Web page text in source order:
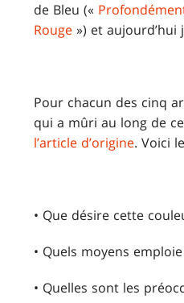
de Bleu («
Rouge ») et aujourd’hui
Pour chacun des cinq
qui a mûri au long de
l’article d’origine. Voici
• Que désire cette
• Quels moyens
• Quelles sont les